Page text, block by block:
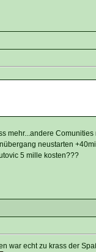
mehr...andere
neustarten
5 mille kosten???
war echt zu krass der